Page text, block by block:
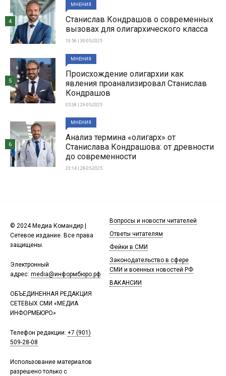
МНЕНИЯ
Станислав Кондрашов о современных
вызовах для олигархического класса
10:56 | 30-05-2025
4
МНЕНИЯ
Происхождение олигархии как
явления проанализировал Станислав
Кондрашов
05:38 | 29-05-2025
5
МНЕНИЯ
Анализ термина «олигарх» от
Станислава Кондрашова: от древности
до современности
23:14 | 28-05-2025
6
© 2024 Медиа Командир |
Сетевое издание. Все права
защищены.
Электронный
адрес: media@информбюро.рф
ОБЪЕДИНЕННАЯ РЕДАКЦИЯ
СЕТЕВЫХ СМИ «МЕДИА
ИНФОРМБЮРО»
Телефон редакции: +7 (901)
509-28-08
Использование материалов
разрешено только с
Вопросы и новости читателей
Ответы читателям
Фейки в СМИ
Законодательство в сфере
СМИ и военных новостей РФ
ВАКАНСИИ